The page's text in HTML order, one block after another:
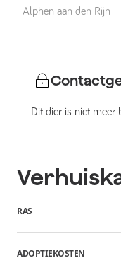
Alphen aan den Rijn
Dit dier is niet meer
RAS
ADOPTIEKOSTEN